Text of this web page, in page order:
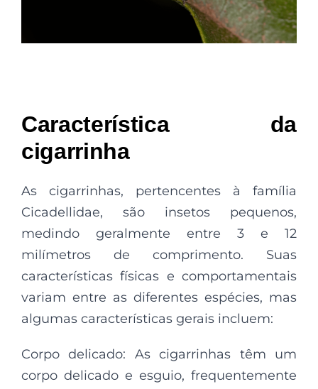
Característica da
cigarrinha
As cigarrinhas, pertencentes à família
Cicadellidae, são insetos pequenos,
medindo geralmente entre 3 e 12
milímetros de comprimento. Suas
características físicas e comportamentais
variam entre as diferentes espécies, mas
algumas características gerais incluem:
Corpo delicado: As cigarrinhas têm um
corpo delicado e esguio, frequentemente